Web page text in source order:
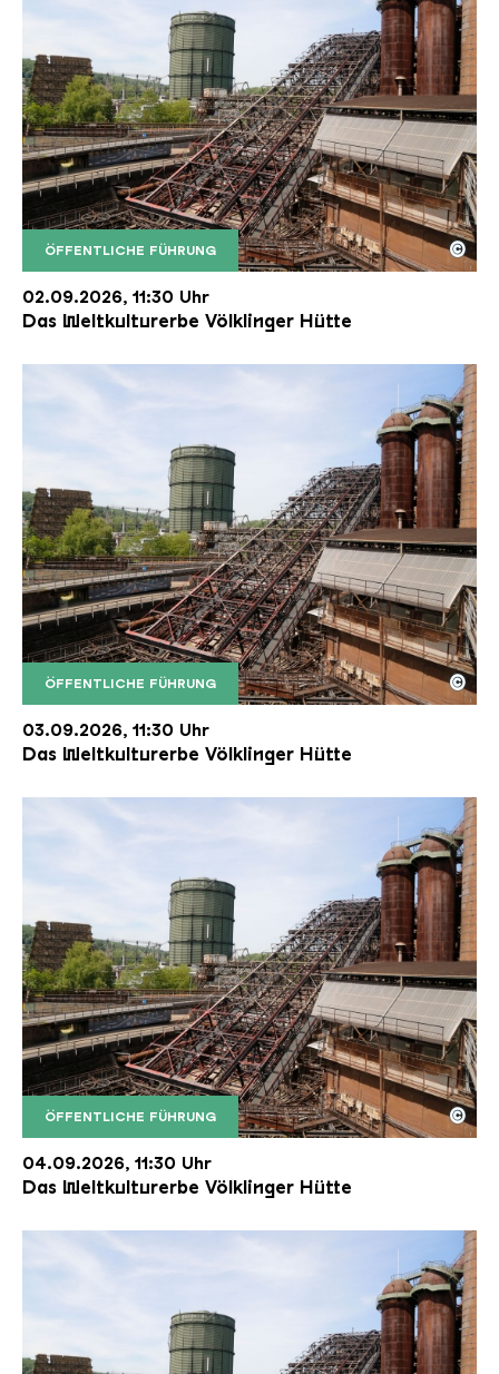
ÖFFENTLICHE FÜHRUNG
Der Erzschrägaufzug der Völklinger Hütte mit
Copyright: Weltkulturerbe Völklinger Hütte | Karl
©
02.09.2026, 11:30 Uhr
Das Weltkulturerbe Völklinger Hütte
ÖFFENTLICHE FÜHRUNG
Der Erzschrägaufzug der Völklinger Hütte mit
Copyright: Weltkulturerbe Völklinger Hütte | Karl
©
03.09.2026, 11:30 Uhr
Das Weltkulturerbe Völklinger Hütte
ÖFFENTLICHE FÜHRUNG
Der Erzschrägaufzug der Völklinger Hütte mit
Copyright: Weltkulturerbe Völklinger Hütte | Karl
©
04.09.2026, 11:30 Uhr
Das Weltkulturerbe Völklinger Hütte